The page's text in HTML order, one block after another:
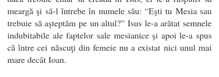
meargă şi să-l întrebe în numele său: “Eşti tu Mesia sau
trebuie să aşteptăm pe un altul?” Isus le-a arătat semnele
indubitabile ale faptelor sale mesianice şi apoi le-a spus
că între cei născuţi din femeie nu a existat nici unul mai
mare decât Ioan.